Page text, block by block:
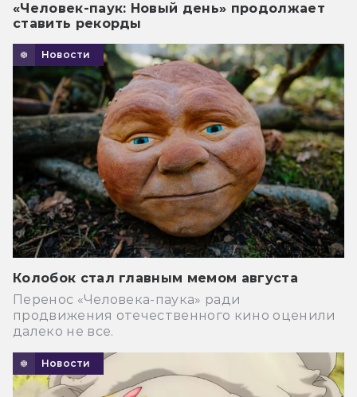
«Человек-паук: Новый день» продолжает
ставить рекорды
Новости
Колобок стал главным мемом августа
Перенос «Человека-паука» ради
продвижения отечественного кино оценили
далеко не все.
Новости